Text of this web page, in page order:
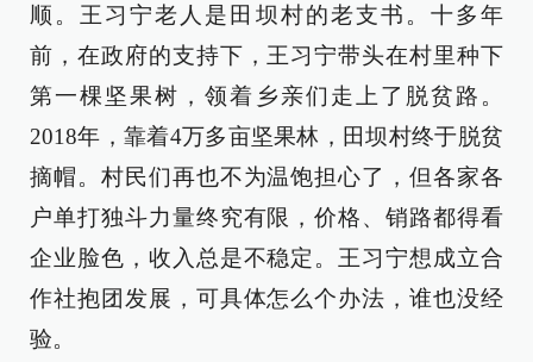
顺。王习宁老人是田坝村的老支书。十多年
前，在政府的支持下，王习宁带头在村里种下
第一棵坚果树，领着乡亲们走上了脱贫路。
2018年，靠着4万多亩坚果林，田坝村终于脱贫
摘帽。村民们再也不为温饱担心了，但各家各
户单打独斗力量终究有限，价格、销路都得看
企业脸色，收入总是不稳定。王习宁想成立合
作社抱团发展，可具体怎么个办法，谁也没经
验。